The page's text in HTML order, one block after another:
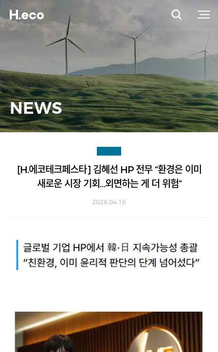
NEWS
[H.에코테크페스타] 김혜선 HP 전무 “환경은 이미
새로운 시장 기회…외면하는 게 더 위험”
2026.04.16